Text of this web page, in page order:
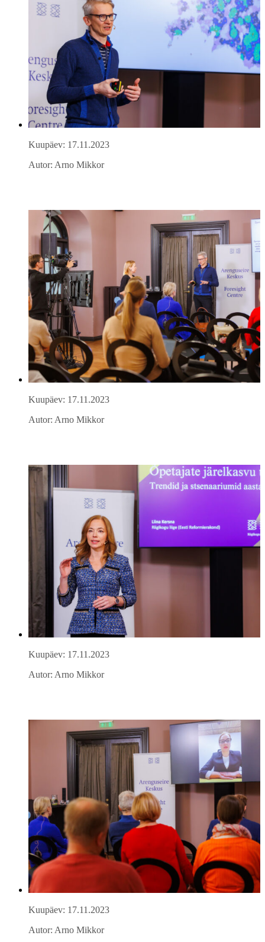
Kuupäev: 17.11.2023
Autor: Arno Mikkor
Kuupäev: 17.11.2023
Autor: Arno Mikkor
Kuupäev: 17.11.2023
Autor: Arno Mikkor
Kuupäev: 17.11.2023
Autor: Arno Mikkor